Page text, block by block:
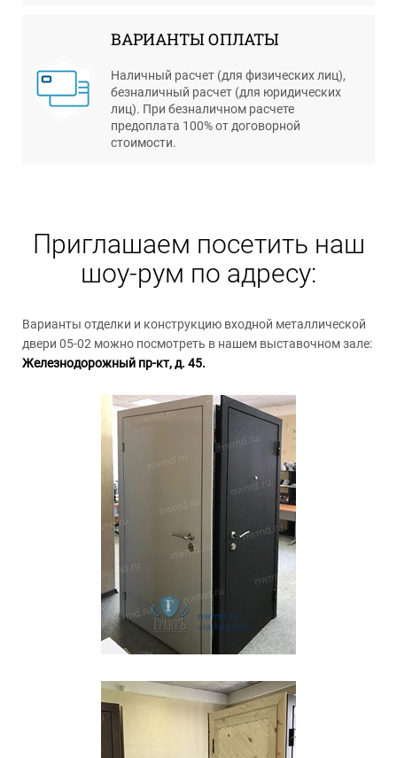
ВАРИАНТЫ ОПЛАТЫ
Наличный расчет (для физических лиц),
безналичный расчет (для юридических
лиц). При безналичном расчете
предоплата 100% от договорной
стоимости.
Приглашаем посетить наш
шоу-рум по адресу:
Варианты отделки и конструкцию входной металлической
двери 05-02 можно посмотреть в нашем выставочном зале:
Железнодорожный пр-кт, д. 45.